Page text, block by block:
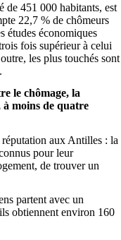
de 451 000 habitants, est
22,7 % de chômeurs
études économiques
fois supérieur à celui
les plus touchés sont
le chômage, la
à moins de quatre
aux Antilles : la
pour leur
de trouver un
partent avec un
obtiennent environ 160